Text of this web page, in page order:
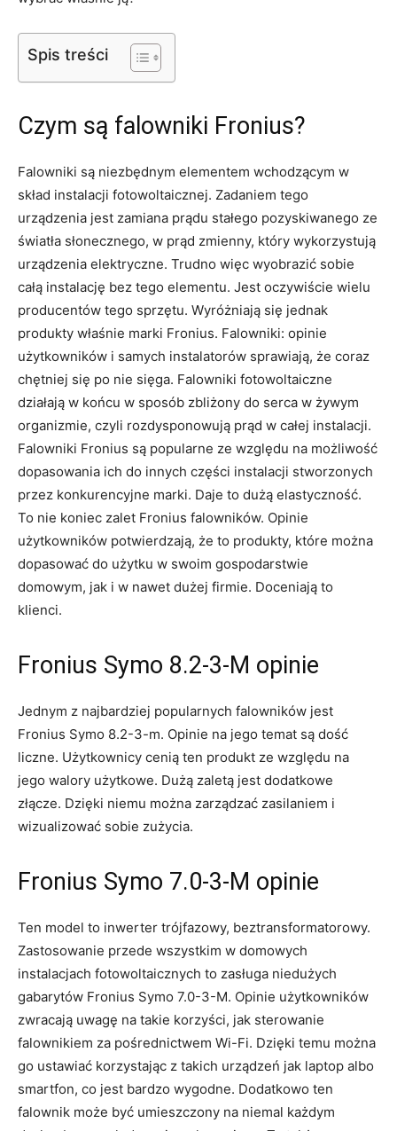
Spis treści
Czym są falowniki Fronius?
Falowniki są niezbędnym elementem wchodzącym w
skład instalacji fotowoltaicznej. Zadaniem tego
urządzenia jest zamiana prądu stałego pozyskiwanego ze
światła słonecznego, w prąd zmienny, który wykorzystują
urządzenia elektryczne. Trudno więc wyobrazić sobie
całą instalację bez tego elementu. Jest oczywiście wielu
producentów tego sprzętu. Wyróżniają się jednak
produkty właśnie marki Fronius. Falowniki: opinie
użytkowników i samych instalatorów sprawiają, że coraz
chętniej się po nie sięga. Falowniki fotowoltaiczne
działają w końcu w sposób zbliżony do serca w żywym
organizmie, czyli rozdysponowują prąd w całej instalacji.
Falowniki Fronius są popularne ze względu na możliwość
dopasowania ich do innych części instalacji stworzonych
przez konkurencyjne marki. Daje to dużą elastyczność.
To nie koniec zalet Fronius falowników. Opinie
użytkowników potwierdzają, że to produkty, które można
dopasować do użytku w swoim gospodarstwie
domowym, jak i w nawet dużej firmie. Doceniają to
klienci.
Fronius Symo 8.2-3-M opinie
Jednym z najbardziej popularnych falowników jest
Fronius Symo 8.2-3-m. Opinie na jego temat są dość
liczne. Użytkownicy cenią ten produkt ze względu na
jego walory użytkowe. Dużą zaletą jest dodatkowe
złącze. Dzięki niemu można zarządzać zasilaniem i
wizualizować sobie zużycia.
Fronius Symo 7.0-3-M opinie
Ten model to inwerter trójfazowy, beztransformatorowy.
Zastosowanie przede wszystkim w domowych
instalacjach fotowoltaicznych to zasługa niedużych
gabarytów Fronius Symo 7.0-3-M. Opinie użytkowników
zwracają uwagę na takie korzyści, jak sterowanie
falownikiem za pośrednictwem Wi-Fi. Dzięki temu można
go ustawiać korzystając z takich urządzeń jak laptop albo
smartfon, co jest bardzo wygodne. Dodatkowo ten
falownik może być umieszczony na niemal każdym